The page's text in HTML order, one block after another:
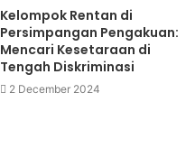
Kelompok Rentan di
Persimpangan Pengakuan:
Mencari Kesetaraan di
Tengah Diskriminasi
2 December 2024